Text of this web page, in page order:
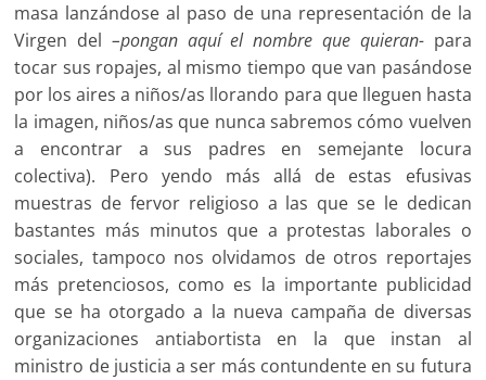
masa lanzándose al paso de una representación de la
Virgen del –pongan aquí el nombre que quieran-para
tocar sus ropajes, al mismo tiempo que van pasándose
por los aires a niños/as llorando para que lleguen hasta
la imagen, niños/as que nunca sabremos cómo vuelven
a encontrar a sus padres en semejante locura
colectiva). Pero yendo más allá de estas efusivas
muestras de fervor religioso a las que se le dedican
bastantes más minutos que a protestas laborales o
sociales, tampoco nos olvidamos de otros reportajes
más pretenciosos, como es la importante publicidad
que se ha otorgado a la nueva campaña de diversas
organizaciones antiabortista en la que instan al
ministro de justicia a ser más contundente en su futura